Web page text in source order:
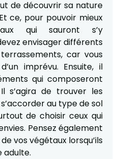
de découvrir sa nature
ce, pour pouvoir mieux
qui sauront s’y
envisager différents
car vous
imprévu. Ensuite, il
qui composeront
s’agira de trouver les
au type de sol
de choisir ceux qui
Pensez également
vos végétaux lorsqu’ils
adulte.